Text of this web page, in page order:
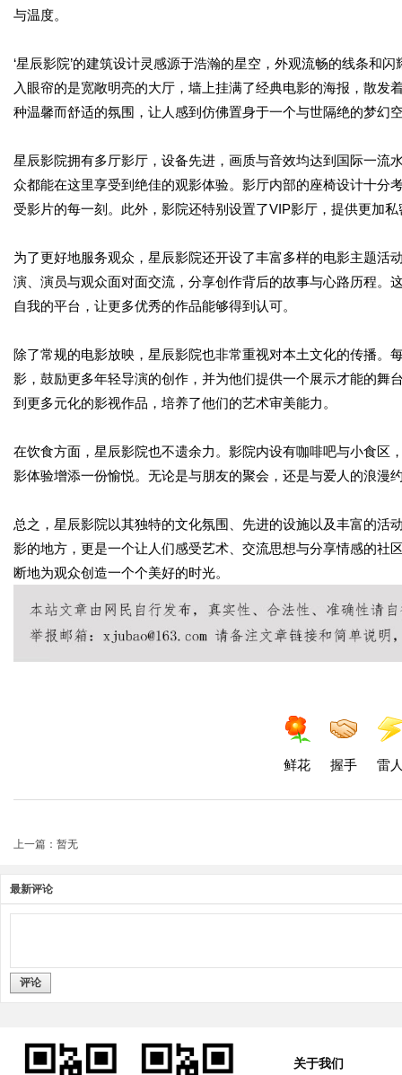
与温度。
‘星辰影院’的建筑设计灵感源于浩瀚的星空，外观流畅的线条和
入眼帘的是宽敞明亮的大厅，墙上挂满了经典电影的海报，散
种温馨而舒适的氛围，让人感到仿佛置身于一个与世隔绝的梦幻
星辰影院拥有多厅影厅，设备先进，画质与音效均达到国际一流
众都能在这里享受到绝佳的观影体验。影厅内部的座椅设计十分
受影片的每一刻。此外，影院还特别设置了VIP影厅，提供更加
为了更好地服务观众，星辰影院还开设了丰富多样的电影主题活
演、演员与观众面对面交流，分享创作背后的故事与心路历程。
自我的平台，让更多优秀的作品能够得到认可。
除了常规的电影放映，星辰影院也非常重视对本土文化的传播
影，鼓励更多年轻导演的创作，并为他们提供一个展示才能的舞
到更多元化的影视作品，培养了他们的艺术审美能力。
在饮食方面，星辰影院也不遗余力。影院内设有咖啡吧与小食区
影体验增添一份愉悦。无论是与朋友的聚会，还是与爱人的浪漫
总之，星辰影院以其独特的文化氛围、先进的设施以及丰富的
影的地方，更是一个让人们感受艺术、交流思想与分享情感的社
断地为观众创造一个个美好的时光。
鲜花 握手 雷
上一篇：暂无
最新评论
评论
关于我们